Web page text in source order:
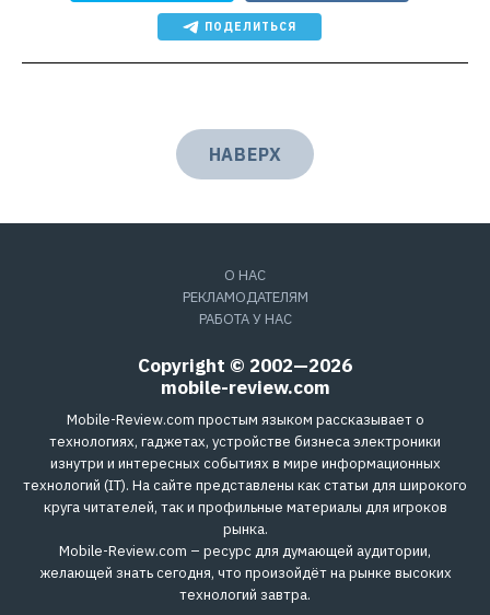
ПОДЕЛИТЬСЯ
НАВЕРХ
О НАС
РЕКЛАМОДАТЕЛЯМ
РАБОТА У НАС
Copyright © 2002—2026
mobile-review.com
Mobile-Review.com простым языком рассказывает о
технологиях, гаджетах, устройстве бизнеса электроники
изнутри и интересных событиях в мире информационных
технологий (IT). На сайте представлены как статьи для широкого
круга читателей, так и профильные материалы для игроков
рынка.
Mobile-Review.com – ресурс для думающей аудитории,
желающей знать сегодня, что произойдёт на рынке высоких
технологий завтра.